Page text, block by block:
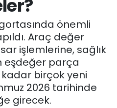
önemli
Araç değer
işlemlerine, sağlık
eşdeğer parça
birçok yeni
2026 tarihinde
girecek.